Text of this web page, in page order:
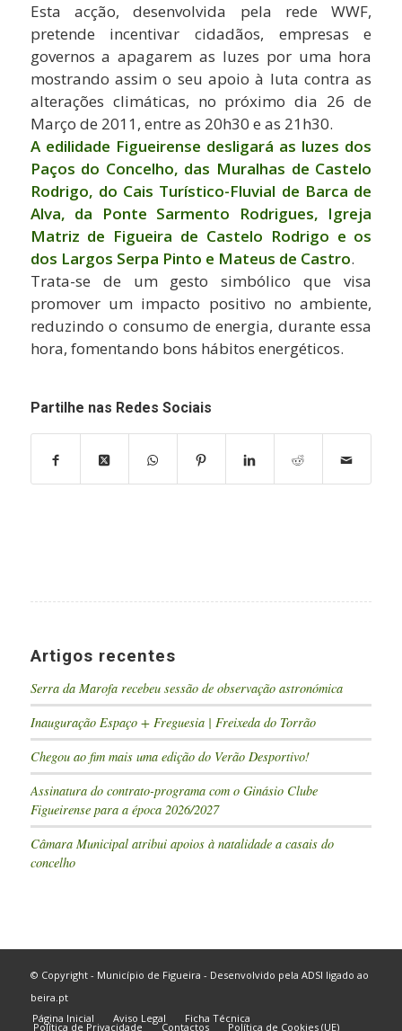
Esta acção, desenvolvida pela rede WWF,
pretende incentivar cidadãos, empresas e
governos a apagarem as luzes por uma hora
mostrando assim o seu apoio à luta contra as
alterações climáticas, no próximo dia 26 de
Março de 2011, entre as 20h30 e as 21h30.
A edilidade Figueirense desligará as luzes dos
Paços do Concelho, das Muralhas de Castelo
Rodrigo, do Cais Turístico-Fluvial de Barca de
Alva, da Ponte Sarmento Rodrigues, Igreja
Matriz de Figueira de Castelo Rodrigo e os
dos Largos Serpa Pinto e Mateus de Castro.
Trata-se de um gesto simbólico que visa
promover um impacto positivo no ambiente,
reduzindo o consumo de energia, durante essa
hora, fomentando bons hábitos energéticos.
Partilhe nas Redes Sociais
Artigos recentes
Serra da Marofa recebeu sessão de observação astronómica
Inauguração Espaço + Freguesia | Freixeda do Torrão
Chegou ao fim mais uma edição do Verão Desportivo!
Assinatura do contrato-programa com o Ginásio Clube
Figueirense para a época 2026/2027
Câmara Municipal atribui apoios à natalidade a casais do
concelho
© Copyright - Município de Figueira - Desenvolvido pela ADSI ligado ao
beira.pt
Página Inicial
Aviso Legal Ficha Técnica
Política de Privacidade Contactos Política de Cookies (UE)